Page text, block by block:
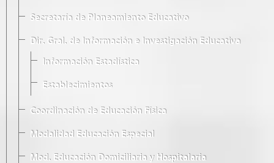
Secretaría de Planeamiento Educativo
Dir. Gral. de Información e Investigación Educativa
Información Estadística
Establecimientos
Coordinación de Educación Física
Modalidad Educación Especial
Mod. Educación Domiciliaria y Hospitalaria